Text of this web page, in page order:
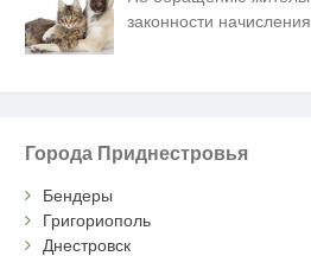
законности
Города Приднестровья
Бендеры
Григориополь
Днестровск